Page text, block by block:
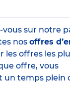
sur notre
nos offres
les offres les
offre, vous
un temps plein